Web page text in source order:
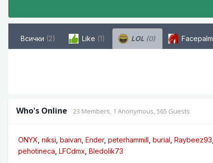
Всички (2) Like (1) LOL (0) Facepalm
Who's Online 23 Members, 1 Anonymous, 565 Guests
ONYX niksi baivan Ender peterhammill burial Raybeez93
pehotineca LFCdmx Bledolik73